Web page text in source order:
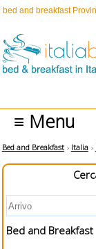
bed and breakfast
≡ Menu
Bed and Breakfast Italia
Bed and Breakfast